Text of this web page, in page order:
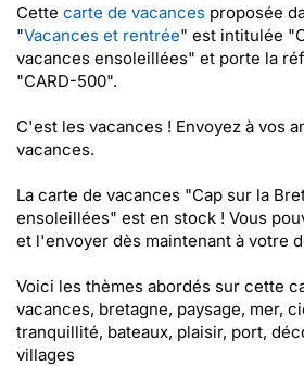
Cette carte de vacances proposée
"Vacances et rentrée" est intitulée
vacances ensoleillées" et porte la
"CARD-500".
C'est les vacances ! Envoyez à vos
vacances.
La carte de vacances "Cap sur la
ensoleillées" est en stock ! Vous
et l'envoyer dès maintenant à votre
Voici les thèmes abordés sur cette
vacances, bretagne, paysage, mer,
tranquillité, bateaux, plaisir, port,
villages